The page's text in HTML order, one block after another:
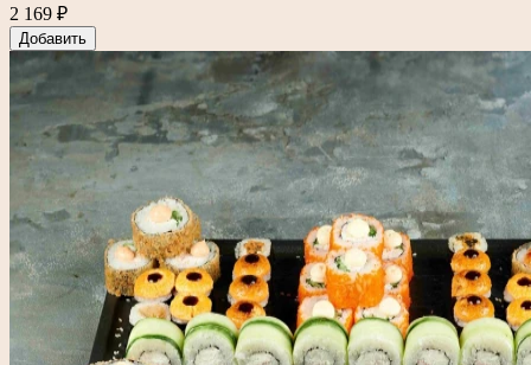
2 169 ₽
Добавить